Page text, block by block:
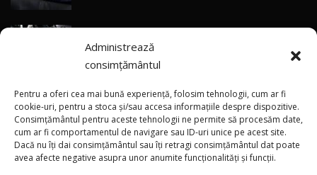
Administrează
consimțământul
Pentru a oferi cea mai bună experiență, folosim tehnologii, cum ar fi
cookie-uri, pentru a stoca și/sau accesa informațiile despre dispozitive.
Consimțământul pentru aceste tehnologii ne permite să procesăm date,
cum ar fi comportamentul de navigare sau ID-uri unice pe acest site.
Dacă nu îți dai consimțământul sau îți retragi consimțământul dat poate
avea afecte negative asupra unor anumite funcționalități și funcții.
AutoBlog.MD
13:56
Noul Volvo EX90 / Test Drive AutoBlog.MD
32:06
33
MG RX5 - își merită banii? / Test Drive
AutoBlog.MD
(video) SRT prezintă tehnologia eBoost Air
care elimină decalajul turbo
ANRE: Detensionarea relativă a situației din
Golf influențează prețurile la carburanți în
Moldova
(foto/video) Imaginea zilei: Și în SUA polițiștii
uneori „stau în tufari”
×